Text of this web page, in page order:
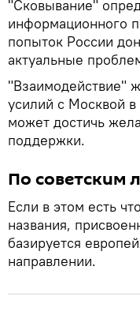
"Сковывание"
информационного
попыток России
актуальные
"Взаимодействие"
усилий с Москвой
может достичь
поддержки.
По советским
Если в этом есть
названия,
базируется
направлении.